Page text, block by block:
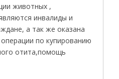
животных ,
инвалиды и
а так же оказана
по купированию
отита,помощь